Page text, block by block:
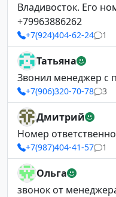
Владивосток. Его
+79963886262
+7(924)404-62-24 1
Татьяна
Звонил менеджер с
+7(906)320-70-78 3
Дмитрий
Номер
+7(987)404-41-57 1
Ольга
звонок от